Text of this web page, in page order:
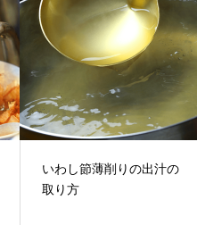
いわし節薄削りの出汁の
取り方